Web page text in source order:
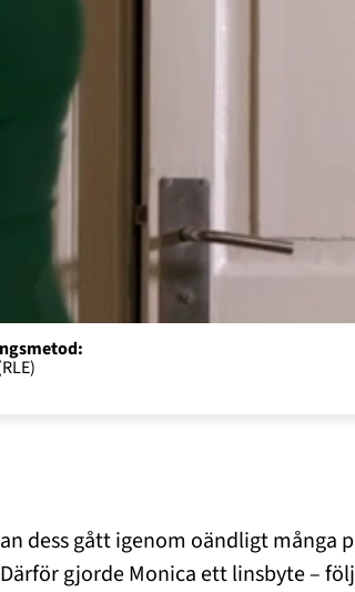
dess gått igenom oändligt många
gjorde Monica ett linsbyte –